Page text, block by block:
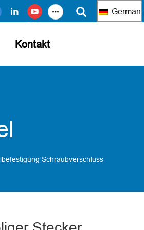
German
Kontakt
Schraubverschluss